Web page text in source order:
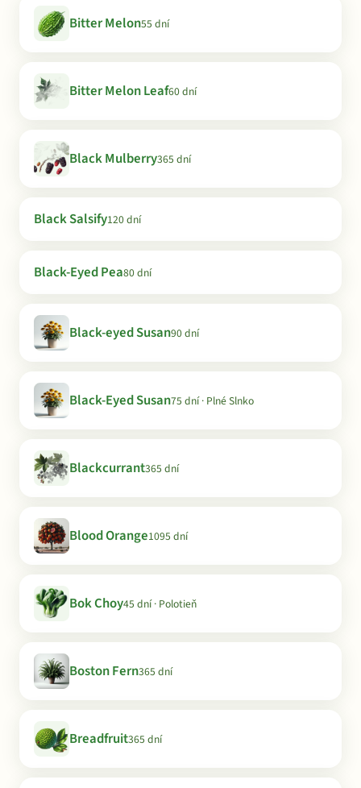
Bitter Melon55 dní
Bitter Melon Leaf60 dní
Black Mulberry365 dní
Black Salsify120 dní
Black-Eyed Pea80 dní
Black-eyed Susan90 dní
Black-Eyed Susan75 dní · Plné Slnko
Blackcurrant365 dní
Blood Orange1095 dní
Bok Choy45 dní · Polotieň
Boston Fern365 dní
Breadfruit365 dní